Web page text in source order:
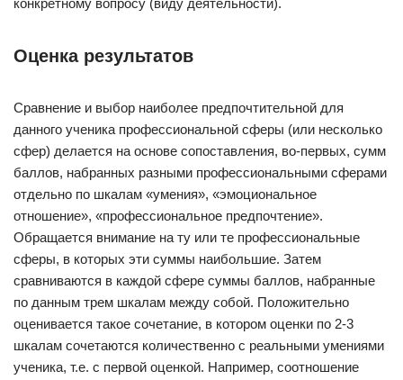
конкретному вопросу (виду деятельности).
Оценка результатов
Сравнение и выбор наиболее предпочтительной для
данного ученика профессиональной сферы (или несколько
сфер) делается на основе сопоставления, во-первых, сумм
баллов, набранных разными профессиональными сферами
отдельно по шкалам «умения», «эмоциональное
отношение», «профессиональное предпочтение».
Обращается внимание на ту или те профессиональные
сферы, в которых эти суммы наибольшие. Затем
сравниваются в каждой сфере суммы баллов, набранные
по данным трем шкалам между собой. Положительно
оценивается такое сочетание, в котором оценки по 2-3
шкалам сочетаются количественно с реальными умениями
ученика, т.е. с первой оценкой. Например, соотношение